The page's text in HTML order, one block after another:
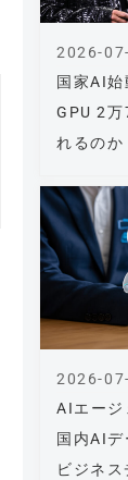
国家AI
GPU 2
れるのか
2026-
AIエージ
国内AI
ビジネス
2026-